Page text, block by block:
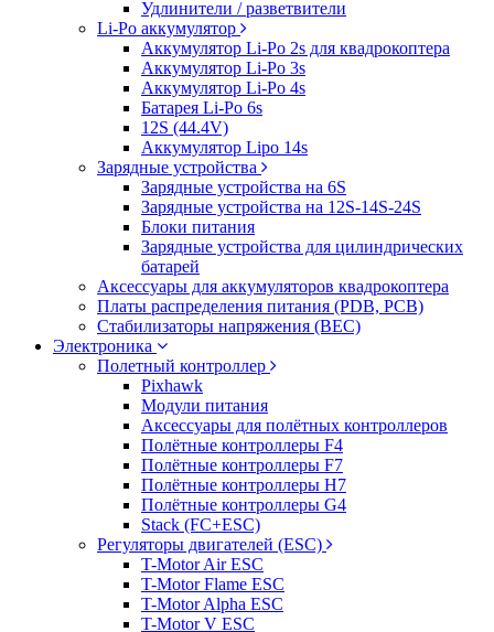
Удлинители / разветвители
Li-Po аккумулятор
Аккумулятор Li-Po 2s для квадрокоптера
Аккумулятор Li-Po 3s
Аккумулятор Li-Po 4s
Батарея Li-Po 6s
12S (44.4V)
Аккумулятор Lipo 14s
Зарядные устройства
Зарядные устройства на 6S
Зарядные устройства на 12S-14S-24S
Блоки питания
Зарядные устройства для цилиндрических
батарей
Аксессуары для аккумуляторов квадрокоптера
Платы распределения питания (PDB, PCB)
Стабилизаторы напряжения (BEC)
Электроника
Полетный контроллер
Pixhawk
Модули питания
Аксессуары для полётных контроллеров
Полётные контроллеры F4
Полётные контроллеры F7
Полётные контроллеры H7
Полётные контроллеры G4
Stack (FC+ESC)
Регуляторы двигателей (ESC)
T-Motor Air ESC
T-Motor Flame ESC
T-Motor Alpha ESC
T-Motor V ESC